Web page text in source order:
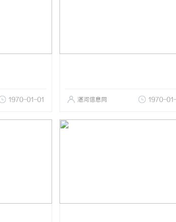
1970-01-01 湛河信息网 1970-